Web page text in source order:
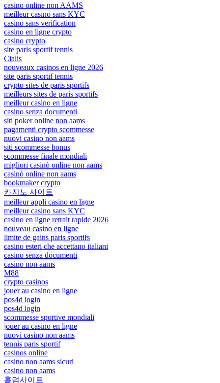
casino online non AAMS
meilleur casino sans KYC
casino sans verification
casino en ligne crypto
casino crypto
site paris sportif tennis
Cialis
nouveaux casinos en ligne 2026
site paris sportif tennis
crypto sites de paris sportifs
meilleurs sites de paris sportifs
meilleur casino en ligne
casino senza documenti
siti poker online non aams
pagamenti crypto scommesse
nuovi casino non aams
siti scommesse bonus
scommesse finale mondiali
migliori casinò online non aams
casinò online non aams
bookmaker crypto
카지노 사이트
meilleur appli casino en ligne
meilleur casino sans KYC
casino en ligne retrait rapide 2026
nouveau casino en ligne
limite de gains paris sportifs
casino esteri che accettano italiani
casino senza documenti
casino non aams
M88
crypto casinos
jouer au casino en ligne
pos4d login
pos4d login
scommesse sportive mondiali
jouer au casino en ligne
nuovi casino non aams
tennis paris sportif
casinos online
casino non aams sicuri
casino non aams
홀덤사이트